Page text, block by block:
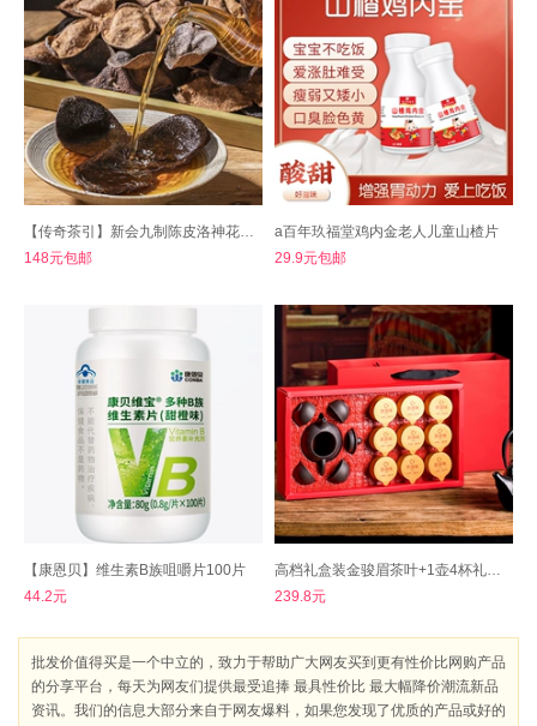
【传奇茶引】新会九制陈皮洛神花陈皮茶
148元包邮
a百年玖福堂鸡内金老人儿童山楂片
29.9元包邮
【康恩贝】维生素B族咀嚼片100片
44.2元
高档礼盒装金骏眉茶叶+1壶4杯礼盒装
239.8元
批发价值得买是一个中立的，致力于帮助广大网友买到更有性价比网购产品
的分享平台，每天为网友们提供最受追捧 最具性价比 最大幅降价潮流新品
资讯。我们的信息大部分来自于网友爆料，如果您发现了优质的产品或好的